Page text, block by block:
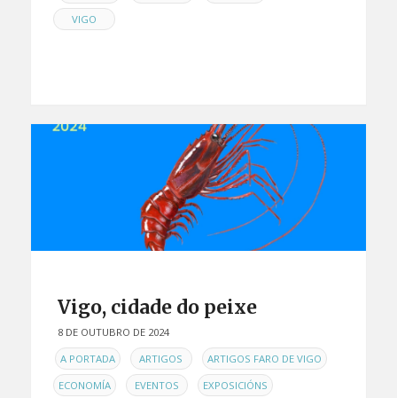
VIGO
Vigo, cidade do peixe
8 DE OUTUBRO DE 2024
ENA PORTADA , ARTIGOS , ARTIGOS FARO DE VIGO ,
ECONOMÍA , EVENTOS , EXPOSICIÓNS ,